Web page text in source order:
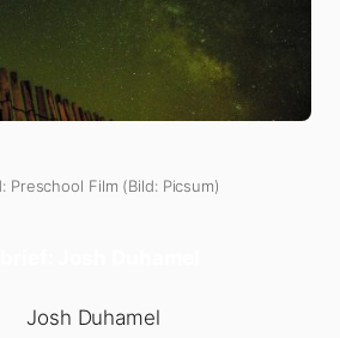
Preschool Film (Bild: Picsum)
Josh Duhamel